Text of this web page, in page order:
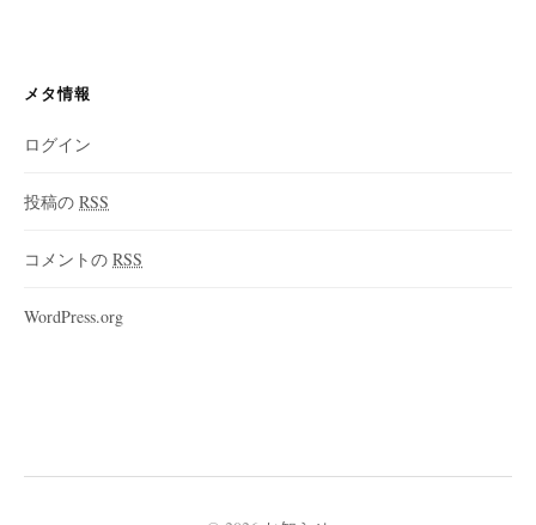
メタ情報
ログイン
投稿の RSS
コメントの RSS
WordPress.org